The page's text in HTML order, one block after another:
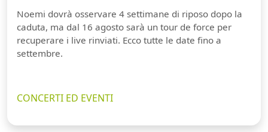
Noemi dovrà osservare 4 settimane di riposo dopo la
caduta, ma dal 16 agosto sarà un tour de force per
recuperare i live rinviati. Ecco tutte le date fino a
settembre.
CONCERTI ED EVENTI